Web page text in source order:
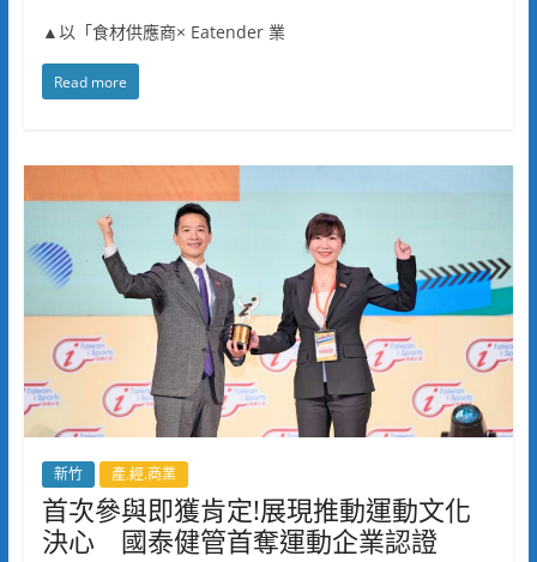
▲以「食材供應商× Eatender 業
Read more
新竹 產.經.商業
首次參與即獲肯定!展現推動運動文化
決心 國泰健管首奪運動企業認證